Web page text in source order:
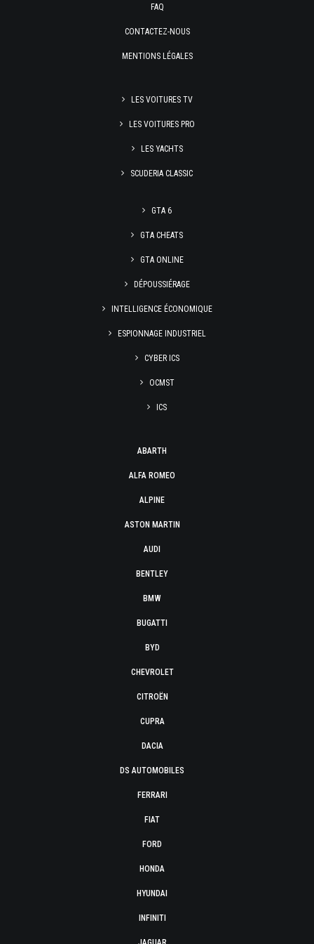
FAQ
CONTACTEZ-NOUS
MENTIONS LÉGALES
LES VOITURES TV
LES VOITURES PRO
LES YACHTS
SCUDERIA CLASSIC
GTA 6
GTA CHEATS
GTA ONLINE
DÉPOUSSIÉRAGE
INTELLIGENCE ÉCONOMIQUE
ESPIONNAGE INDUSTRIEL
CYBER ICS
OCMST
ICS
ABARTH
ALFA ROMEO
ALPINE
ASTON MARTIN
AUDI
BENTLEY
BMW
BUGATTI
BYD
CHEVROLET
CITROËN
CUPRA
DACIA
DS AUTOMOBILES
FERRARI
FIAT
FORD
HONDA
HYUNDAI
INFINITI